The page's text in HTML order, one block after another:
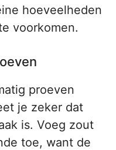
hoeveelheden
voorkomen.
proeven
je zeker dat
is. Voeg zout
toe, want de